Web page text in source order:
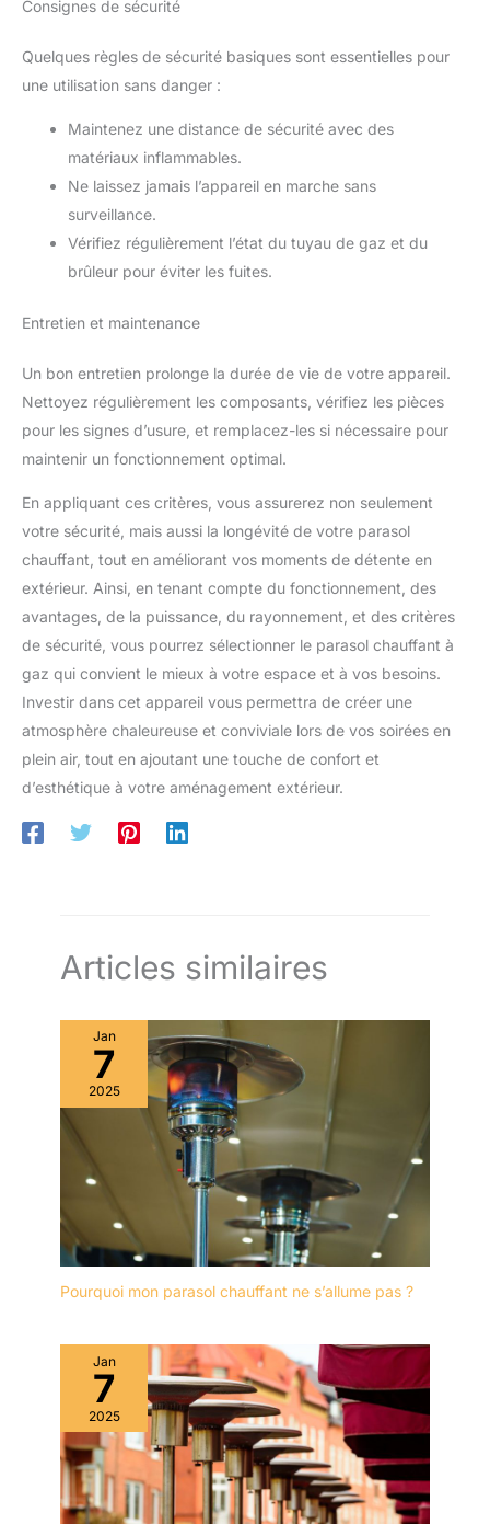
Consignes de sécurité
Quelques règles de sécurité basiques sont essentielles pour
une utilisation sans danger :
Maintenez une distance de sécurité avec des
matériaux inflammables.
Ne laissez jamais l’appareil en marche sans
surveillance.
Vérifiez régulièrement l’état du tuyau de gaz et du
brûleur pour éviter les fuites.
Entretien et maintenance
Un bon entretien prolonge la durée de vie de votre appareil.
Nettoyez régulièrement les composants, vérifiez les pièces
pour les signes d’usure, et remplacez-les si nécessaire pour
maintenir un fonctionnement optimal.
En appliquant ces critères, vous assurerez non seulement
votre sécurité, mais aussi la longévité de votre parasol
chauffant, tout en améliorant vos moments de détente en
extérieur. Ainsi, en tenant compte du fonctionnement, des
avantages, de la puissance, du rayonnement, et des critères
de sécurité, vous pourrez sélectionner le parasol chauffant à
gaz qui convient le mieux à votre espace et à vos besoins.
Investir dans cet appareil vous permettra de créer une
atmosphère chaleureuse et conviviale lors de vos soirées en
plein air, tout en ajoutant une touche de confort et
d’esthétique à votre aménagement extérieur.
Articles similaires
Jan
7
2025
Pourquoi mon parasol chauffant ne s’allume pas ?
Jan
7
2025